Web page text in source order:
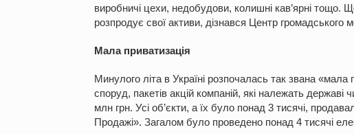
виробничі цехи, недобудови, колишні кав’ярні тощо.
розпродує свої активи, дізнався Центр громадського
Мала приватизація
Минулого літа в Україні розпочалась так звана
споруд, пакетів акцій компаній, які належать державі
млн грн. Усі об’єкти, а їх було понад 3 тисячі,
Продажі». Загалом було проведено понад 4 тисячі